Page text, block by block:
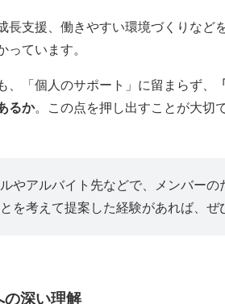
長支援、働きやすい環境づくりなど
っています。
、「個人のサポート」に留まらず、
るか。この点を押し出すことが大切で
やアルバイト先などで、メンバー
を考えて提案した経験があれば、ぜ
深い理解